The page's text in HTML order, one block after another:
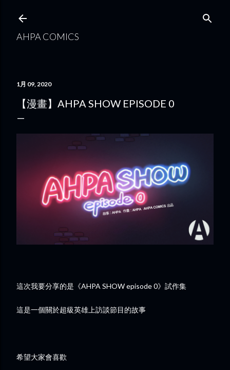
AHPA COMICS
1月 09, 2020
【漫畫】AHPA SHOW EPISODE 0
這次我要分享的是《AHPA SHOW episode 0》試作集
這是一個關於超級英雄上訪談節目的故事
希望大家會喜歡